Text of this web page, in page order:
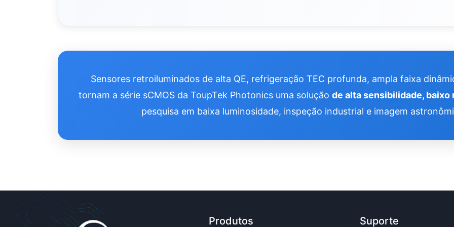
Sensores retroiluminados de alta QE, refrigeração TEC profunda, ampla faixa
tornam a série sCMOS da ToupTek Photonics uma solução de alta sensibilidade,
pesquisa em baixa luminosidade, inspeção industrial e imagem
Produtos Suporte